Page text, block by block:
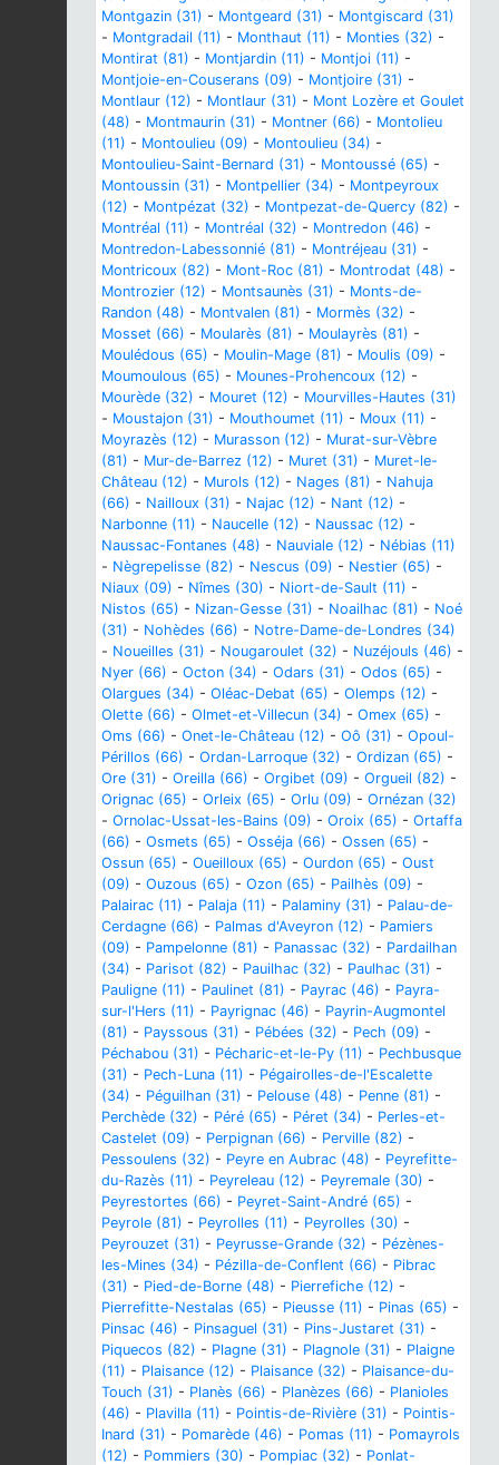
Montgazin (31) - Montgeard (31) - Montgiscard (31)
- Montgradail (11) - Monthaut (11) - Monties (32) -
Montirat (81) - Montjardin (11) - Montjoi (11) -
Montjoie-en-Couserans (09) - Montjoire (31) -
Montlaur (12) - Montlaur (31) - Mont Lozère et Goulet
(48) - Montmaurin (31) - Montner (66) - Montolieu
(11) - Montoulieu (09) - Montoulieu (34) -
Montoulieu-Saint-Bernard (31) - Montoussé (65) -
Montoussin (31) - Montpellier (34) - Montpeyroux
(12) - Montpézat (32) - Montpezat-de-Quercy (82) -
Montréal (11) - Montréal (32) - Montredon (46) -
Montredon-Labessonnié (81) - Montréjeau (31) -
Montricoux (82) - Mont-Roc (81) - Montrodat (48) -
Montrozier (12) - Montsaunès (31) - Monts-de-
Randon (48) - Montvalen (81) - Mormès (32) -
Mosset (66) - Moularès (81) - Moulayrès (81) -
Moulédous (65) - Moulin-Mage (81) - Moulis (09) -
Moumoulous (65) - Mounes-Prohencoux (12) -
Mourède (32) - Mouret (12) - Mourvilles-Hautes (31)
- Moustajon (31) - Mouthoumet (11) - Moux (11) -
Moyrazès (12) - Murasson (12) - Murat-sur-Vèbre
(81) - Mur-de-Barrez (12) - Muret (31) - Muret-le-
Château (12) - Murols (12) - Nages (81) - Nahuja
(66) - Nailloux (31) - Najac (12) - Nant (12) -
Narbonne (11) - Naucelle (12) - Naussac (12) -
Naussac-Fontanes (48) - Nauviale (12) - Nébias (11)
- Nègrepelisse (82) - Nescus (09) - Nestier (65) -
Niaux (09) - Nîmes (30) - Niort-de-Sault (11) -
Nistos (65) - Nizan-Gesse (31) - Noailhac (81) - Noé
(31) - Nohèdes (66) - Notre-Dame-de-Londres (34)
- Noueilles (31) - Nougaroulet (32) - Nuzéjouls (46) -
Nyer (66) - Octon (34) - Odars (31) - Odos (65) -
Olargues (34) - Oléac-Debat (65) - Olemps (12) -
Olette (66) - Olmet-et-Villecun (34) - Omex (65) -
Oms (66) - Onet-le-Château (12) - Oô (31) - Opoul-
Périllos (66) - Ordan-Larroque (32) - Ordizan (65) -
Ore (31) - Oreilla (66) - Orgibet (09) - Orgueil (82) -
Orignac (65) - Orleix (65) - Orlu (09) - Ornézan (32)
- Ornolac-Ussat-les-Bains (09) - Oroix (65) - Ortaffa
(66) - Osmets (65) - Osséja (66) - Ossen (65) -
Ossun (65) - Oueilloux (65) - Ourdon (65) - Oust
(09) - Ouzous (65) - Ozon (65) - Pailhès (09) -
Palairac (11) - Palaja (11) - Palaminy (31) - Palau-de-
Cerdagne (66) - Palmas d'Aveyron (12) - Pamiers
(09) - Pampelonne (81) - Panassac (32) - Pardailhan
(34) - Parisot (82) - Pauilhac (32) - Paulhac (31) -
Pauligne (11) - Paulinet (81) - Payrac (46) - Payra-
sur-l'Hers (11) - Payrignac (46) - Payrin-Augmontel
(81) - Payssous (31) - Pébées (32) - Pech (09) -
Péchabou (31) - Pécharic-et-le-Py (11) - Pechbusque
(31) - Pech-Luna (11) - Pégairolles-de-l'Escalette
(34) - Péguilhan (31) - Pelouse (48) - Penne (81) -
Perchède (32) - Péré (65) - Péret (34) - Perles-et-
Castelet (09) - Perpignan (66) - Perville (82) -
Pessoulens (32) - Peyre en Aubrac (48) - Peyrefitte-
du-Razès (11) - Peyreleau (12) - Peyremale (30) -
Peyrestortes (66) - Peyret-Saint-André (65) -
Peyrole (81) - Peyrolles (11) - Peyrolles (30) -
Peyrouzet (31) - Peyrusse-Grande (32) - Pézènes-
les-Mines (34) - Pézilla-de-Conflent (66) - Pibrac
(31) - Pied-de-Borne (48) - Pierrefiche (12) -
Pierrefitte-Nestalas (65) - Pieusse (11) - Pinas (65) -
Pinsac (46) - Pinsaguel (31) - Pins-Justaret (31) -
Piquecos (82) - Plagne (31) - Plagnole (31) - Plaigne
(11) - Plaisance (12) - Plaisance (32) - Plaisance-du-
Touch (31) - Planès (66) - Planèzes (66) - Planioles
(46) - Plavilla (11) - Pointis-de-Rivière (31) - Pointis-
Inard (31) - Pomarède (46) - Pomas (11) - Pomayrols
(12) - Pommiers (30) - Pompiac (32) - Ponlat-